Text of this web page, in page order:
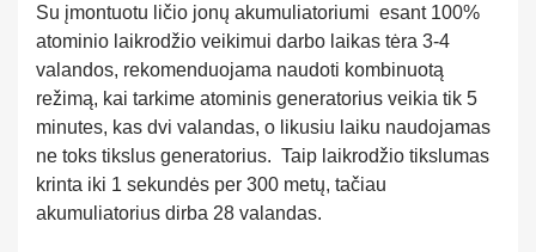
Su įmontuotu ličio jonų akumuliatoriumi esant 100%
atominio laikrodžio veikimui darbo laikas tėra 3-4
valandos, rekomenduojama naudoti kombinuotą
režimą, kai tarkime atominis generatorius veikia tik 5
minutes, kas dvi valandas, o likusiu laiku naudojamas
ne toks tikslus generatorius. Taip laikrodžio tikslumas
krinta iki 1 sekundės per 300 metų, tačiau
akumuliatorius dirba 28 valandas.